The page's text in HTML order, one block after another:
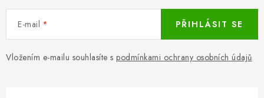
E-mail
Vložením e-mailu souhlasíte s podmínkami ochrany osobních údajů
PŘIHLÁSIT SE